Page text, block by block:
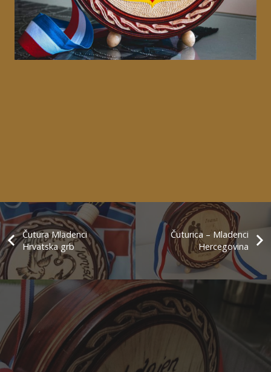
Čutura Mladenci
Hrvatska grb
Čuturica – Mladenci
Hercegovina